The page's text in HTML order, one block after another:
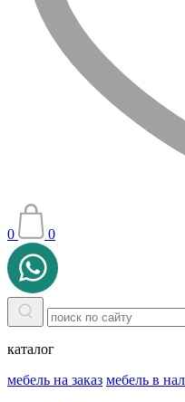
0 0
каталог
мебель на заказ мебель в